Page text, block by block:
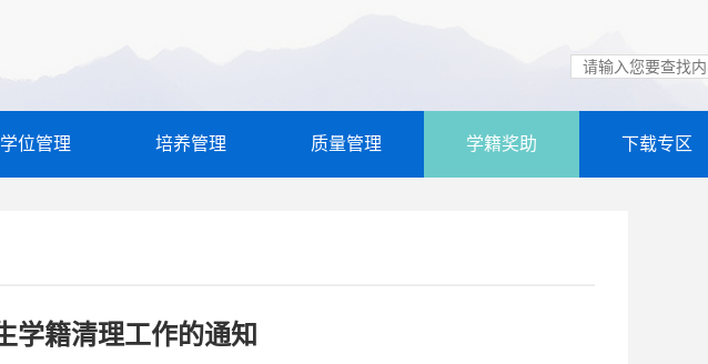
学位管理 培养管理 质量管理 学籍奖助 下载专区
学籍清理工作的通知